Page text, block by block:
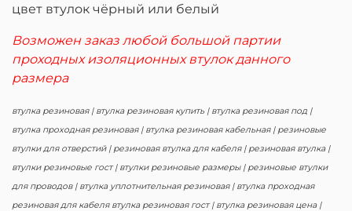
цвет втулок чёрный или белый
Возможен заказ любой большой партии
проходных изоляционных втулок данного
размера
втулка резиновая | втулка резиновая купить | втулка резиновая под |
втулка проходная резиновая | втулка резиновая кабельная | резиновые
втулки для отверстий | резиновая втулка для кабеля | резиновая втулка |
втулки резиновые гост | втулки резиновые размеры | резиновые втулки
для проводов | втулка уплотнительная резиновая | втулка проходная
резиновая для кабеля втулка резиновая гост | втулка резиновая цена |